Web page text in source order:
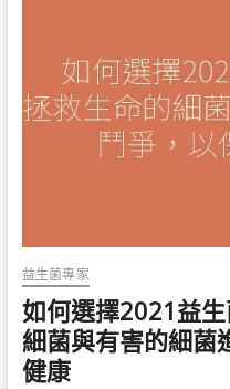
益生菌專家
如何選擇2021益
細菌與有害的細菌
健康